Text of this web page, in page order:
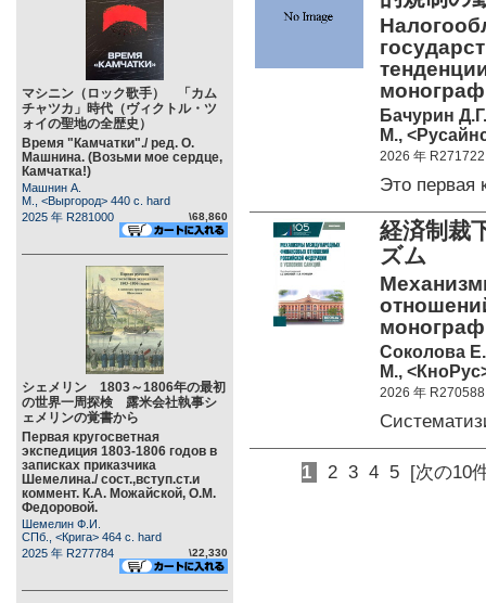
マシニン（ロック歌手） 「カム
チャツカ」時代（ヴィクトル・ツ
ォイの聖地の全歴史）
Время "Камчатки"./ ред. О.
Машнина. (Возьми мое сердце,
Камчатка!)
Машнин А.
М., <Выргород> 440 c. hard
2025 年 R281000
\68,860
シェメリン 1803～1806年の最初
の世界一周探検 露米会社執事シ
ェメリンの覚書から
Первая кругосветная
экспедиция 1803-1806 годов в
записках приказчика
Шемелина./ сост.,вступ.ст.и
коммент. К.А. Можайской, О.М.
Федоровой.
Шемелин Ф.И.
СПб., <Крига> 464 c. hard
2025 年 R277784
\22,330
Бачурин Д.Г.
М.,
2026 年 R271722
Это первая
経済制裁
ズム
Соколова
М.,
2026 年 R270588
1 2 3 4 5 [次の10